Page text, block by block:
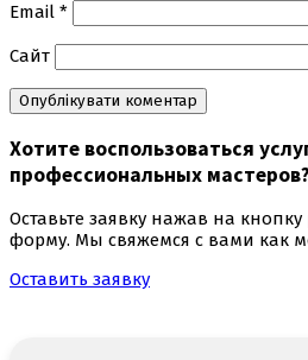
Email *
Сайт
Хотите воспользоваться
профессиональных мастеров?
Оставьте заявку нажав на
форму. Мы свяжемся с вами как
Оставить заявку